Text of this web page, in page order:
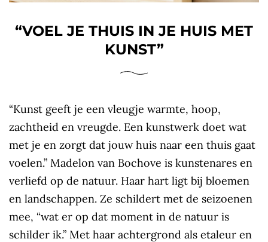
“VOEL JE THUIS IN JE HUIS MET
KUNST”
“Kunst geeft je een vleugje warmte, hoop,
zachtheid en vreugde. Een kunstwerk doet wat
met je en zorgt dat jouw huis naar een thuis gaat
voelen.” Madelon van Bochove is kunstenares en
verliefd op de natuur. Haar hart ligt bij bloemen
en landschappen. Ze schildert met de seizoenen
mee, “wat er op dat moment in de natuur is
schilder ik.” Met haar achtergrond als etaleur en